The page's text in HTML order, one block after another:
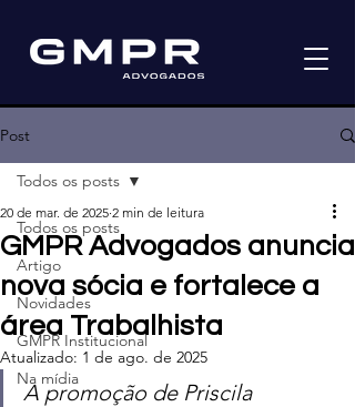
Post
Todos os posts
Artigo
Novidades
GMPR Institucional
Na mídia
Todos os posts
GMPR Advogados anuncia
nova sócia e fortalece a
área Trabalhista
20 de mar. de 2025 2 min de leitura
Atualizado: 1 de ago. de 2025
A promoção de Priscila